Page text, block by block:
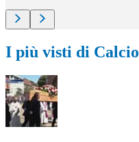
I più visti di Calcio